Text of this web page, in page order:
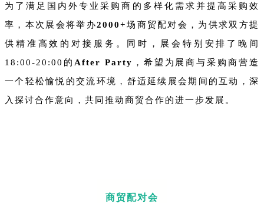
为了满足国内外专业采购商的多样化需求并提高采购效
率，本次展会将举办2000+场商贸配对会，为供求双方提
供精准高效的对接服务。同时，展会特别安排了晚间
18:00-20:00的 After Party ，希望为展商与采购商营造
一个轻松愉悦的交流环境，舒适延续展会期间的互动，深
入探讨合作意向，共同推动商贸合作的进一步发展。
商贸配对会